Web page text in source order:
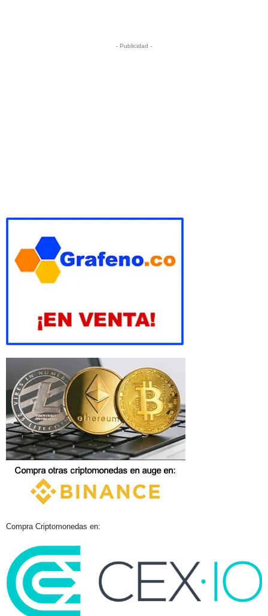
- Publicidad -
Compra Criptomonedas en: